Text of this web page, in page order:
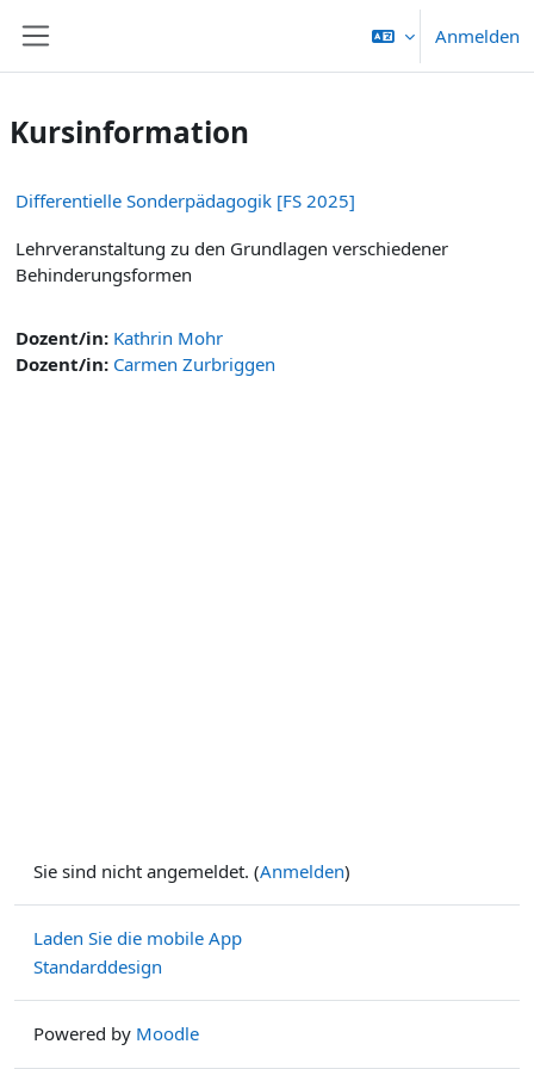
Anmelden
Kursinformation
Differentielle Sonderpädagogik [FS 2025]
Lehrveranstaltung zu den Grundlagen verschiedener
Behinderungsformen
Dozent/in: Kathrin Mohr
Dozent/in: Carmen Zurbriggen
Sie sind nicht angemeldet. (Anmelden)
Laden Sie die mobile App
Standarddesign
Powered by Moodle